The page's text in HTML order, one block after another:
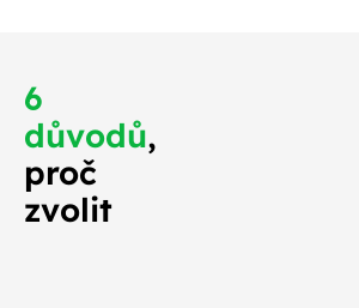
6
důvodů,
proč
zvolit